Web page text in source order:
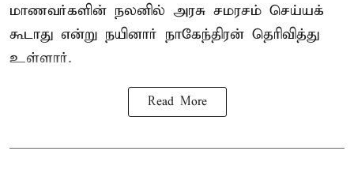
மாணவர்களின் நலனில் அரசு சமரசம் செய்யக்
கூடாது என்று நயினார் நாகேந்திரன் தெரிவித்து
உள்ளார்.
Read More